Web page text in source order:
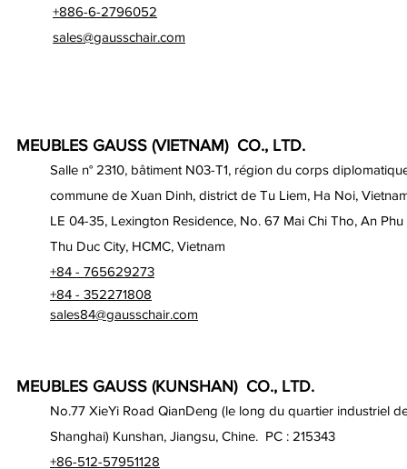
+886-6-2796052
sales@gausschair.com
MEUBLES GAUSS (VIETNAM) CO., LTD.
Salle n° 2310, bâtiment N03-T1, région du corps
commune de Xuan Dinh, district de Tu Liem, Ha Noi,
LE 04-35, Lexington Residence, No. 67 Mai Chi Tho, An Phu
Thu Duc City, HCMC, Vietnam
+84 - 765629273
+84 - 352271808
sales84@gausschair.com
MEUBLES GAUSS (KUNSHAN) CO., LTD.
No.77 XieYi Road QianDeng (le long du quartier industriel
Shanghai) Kunshan, Jiangsu, Chine. PC : 215343
+86-512-57951128